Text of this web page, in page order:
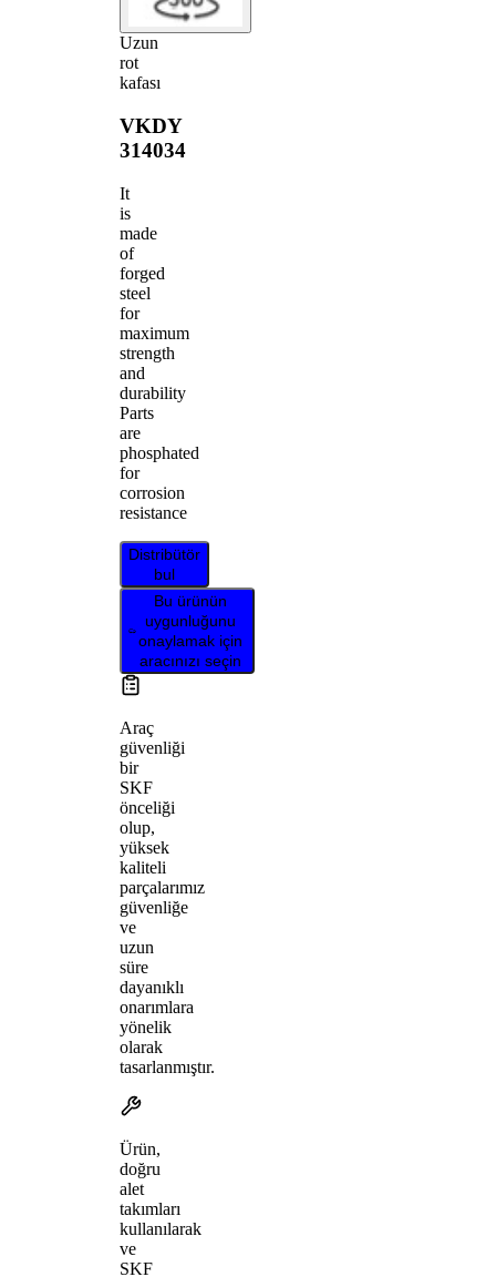
Uzun
rot
kafası
VKDY
314034
It
is
made
of
forged
steel
for
maximum
strength
and
durability
Parts
are
phosphated
for
corrosion
resistance
Distribütör
bul
Bu ürünün
uygunluğunu
onaylamak için
aracınızı seçin
Araç
güvenliği
bir
SKF
önceliği
olup,
yüksek
kaliteli
parçalarımız
güvenliğe
ve
uzun
süre
dayanıklı
onarımlara
yönelik
olarak
tasarlanmıştır.
Ürün,
doğru
alet
takımları
kullanılarak
ve
SKF